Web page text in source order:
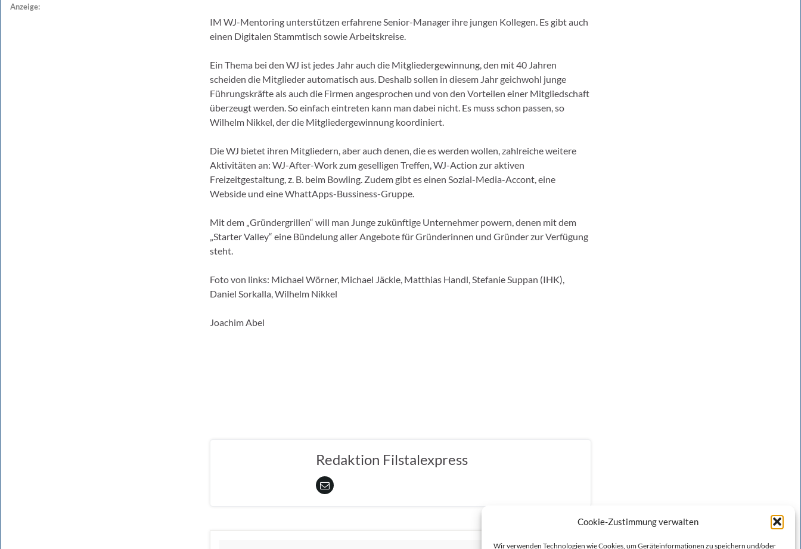
Cookie-Zustimmung verwalten
Wir verwenden Technologien wie Cookies, um Geräteinformationen zu speichern und/oder
IM WJ-Mentoring unterstützen erfahrene Senior-Manager ihre jungen Kollegen. Es gibt auch
einen Digitalen Stammtisch sowie Arbeitskreise.
Ein Thema bei den WJ ist jedes Jahr auch die Mitgliedergewinnung, den mit 40 Jahren
scheiden die Mitglieder automatisch aus. Deshalb sollen in diesem Jahr geichwohl junge
Führungskräfte als auch die Firmen angesprochen und von den Vorteilen einer Mitgliedschaft
überzeugt werden. So einfach eintreten kann man dabei nicht. Es muss schon passen, so
Wilhelm Nikkel, der die Mitgliedergewinnung koordiniert.
Die WJ bietet ihren Mitgliedern, aber auch denen, die es werden wollen, zahlreiche weitere
Aktivitäten an: WJ-After-Work zum geselligen Treffen, WJ-Action zur aktiven
Freizeitgestaltung, z. B. beim Bowling. Zudem gibt es einen Sozial-Media-Accont, eine
Webside und eine WhattApps-Bussiness-Gruppe.
Mit dem „Gründergrillen“ will man Junge zukünftige Unternehmer powern, denen mit dem
„Starter Valley“ eine Bündelung aller Angebote für Gründerinnen und Gründer zur Verfügung
steht.
Foto von links: Michael Wörner, Michael Jäckle, Matthias Handl, Stefanie Suppan (IHK),
Daniel Sorkalla, Wilhelm Nikkel
Joachim Abel
Redaktion Filstalexpress
Anzeige: